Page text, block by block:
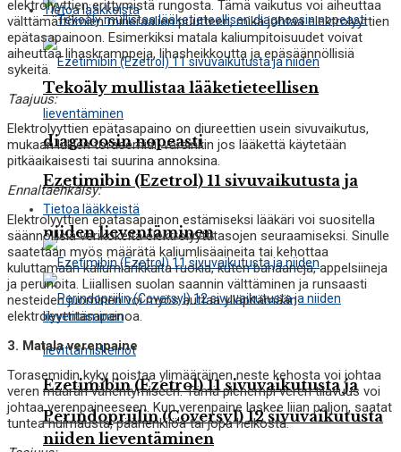
Tietoa lääkkeistä
Ezetimibin (Ezetrol) 11 sivuvaikutusta ja
niiden lieventäminen
Perindopriilin (Coversyl) 12 sivuvaikutusta
Tekoäly mullistaa lääketieteellisen
diagnoosin nopeasti
Tietoa lääkkeistä
Ezetimibin (Ezetrol) 11 sivuvaikutusta ja
niiden lieventäminen
elektrolyyttien erittymistä rungosta. Tämä vaikutus voi aiheuttaa
välttämättömien mineraalien puutteen, mikä johtaa elektrolyyttien
epätasapainoon. Esimerkiksi matala kaliumpitoisuudet voivat
aiheuttaa lihaskramppeja, lihasheikkoutta ja epäsäännöllisiä
sykeitä.
Taajuus:
Elektrolyyttien epätasapaino on diureettien usein sivuvaikutus,
mukaan lukien torasemidi, varsinkin jos lääkettä käytetään
pitkäaikaisesti tai suurina annoksina.
Ennaltaehkäisy:
Elektrolyyttien epätasapainon estämiseksi lääkäri voi suositella
säännöllisiä verikokeita elektrolyyttitasojen seuraamiseksi. Sinulle
saatetaan myös määrätä kaliumlisäaineita tai kehottaa
kuluttamaan kaliumiarikkaita ruokia, kuten banaaneja, appelsiineja
ja perunoita. Liiallisen suolan saannin välttäminen ja runsaasti
nesteiden juominen voi myös auttaa ylläpitämään
elektrolyyttitasapainoa.
3. Matala verenpaine
Torasemidin kyky poistaa ylimääräinen neste kehosta voi johtaa
veren määrän vähentymiseen. Tämä pienempi veren tilavuus voi
johtaa verenpaineeseen. Kun verenpaine laskee liian paljon, saatat
tuntea huimausta, päähenkilöä tai jopa heikosta.